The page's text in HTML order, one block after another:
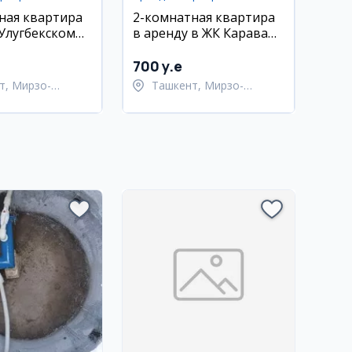
квартира
Мирзо-
2-комнатная квартира
в аренду в ЖК Караван,
район
700 y.e
Ташкент, Мирзо-